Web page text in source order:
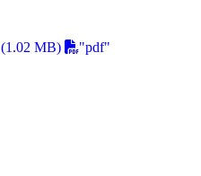
(1.02 MB)
"pdf"